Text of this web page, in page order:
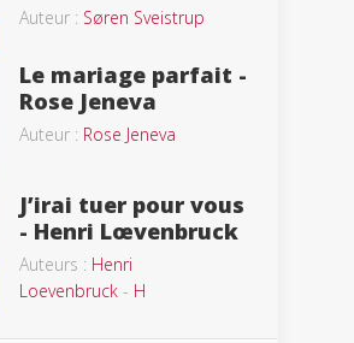
Auteur : Søren Sveistrup
Le mariage parfait -
Rose Jeneva
Auteur : Rose Jeneva
J’irai tuer pour vous
- Henri Lœvenbruck
Auteurs : Henri
Loevenbruck - H